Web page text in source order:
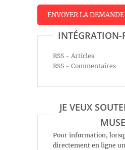
INTÉGRATION-
RSS - Articles
RSS - Commentaires
JE VEUX
Pour information,
directement en ligne